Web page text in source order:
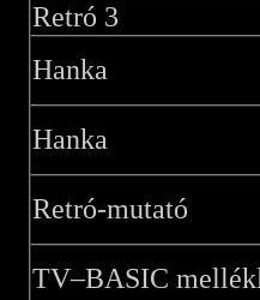
Retró 3
Hanka
Hanka
Retró-mutató
TV–BASIC